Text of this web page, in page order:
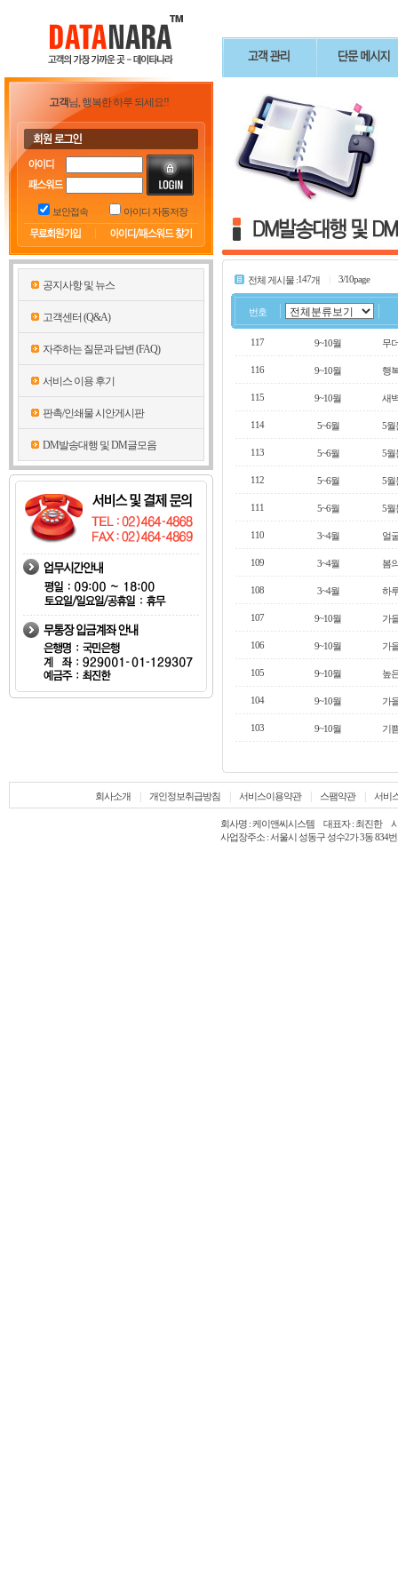
고객님, 행복한 하루 되세요!!
보안접속 아이디 자동저장
공지사항 및 뉴스
고객센터 (Q&A)
자주하는 질문과 답변 (FAQ)
서비스 이용 후기
판촉/인쇄물 시안게시판
DM발송대행 및 DM글모음
전체 게시물 :147개 3/10page
번호
117 9~10월 무
116 9~10월 행
115 9~10월 새
114 5~6월 5월
113 5~6월 5월
112 5~6월 5월
111 5~6월 5월
110 3~4월 얼
109 3~4월 봄
108 3~4월 하
107 9~10월 가
106 9~10월 가
105 9~10월 높
104 9~10월 가
103 9~10월 기
회사소개 개인정보취급방침 서비스이용약관 스팸약관 서비
회사명 : 케이앤씨시스템 대표자 : 최진한 사
사업장주소 : 서울시 성동구 성수2가 3동 834